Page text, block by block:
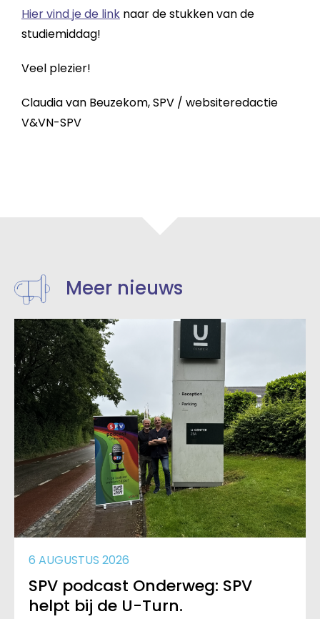
Hier vind je de link naar de stukken van de
studiemiddag!
Veel plezier!
Claudia van Beuzekom, SPV / websiteredactie
V&VN-SPV
Meer nieuws
6 AUGUSTUS 2026
SPV podcast Onderweg: SPV
helpt bij de U-Turn.